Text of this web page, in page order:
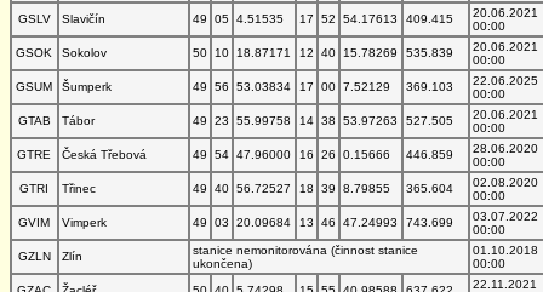
GSLV
Slavičín 49 05 4.51535 17 52 54.17613 409.415
20.06.2021
00:00
GSOK
Sokolov 50 10 18.87171 12 40 15.78269 535.839
20.06.2021
00:00
GSUM
Šumperk 49 56 53.03834 17 00 7.52129 369.103
22.06.2025
00:00
GTAB
Tábor 49 23 55.99758 14 38 53.97263 527.505
20.06.2021
00:00
GTRE
Česká Třebová 49 54 47.96000 16 26 0.15666 446.859
28.06.2020
00:00
GTRI
Třinec 49 40 56.72527 18 39 8.79855 365.604
02.08.2020
00:00
GVIM
Vimperk 49 03 20.09684 13 46 47.24993 743.699
03.07.2022
00:00
GZLN
Zlín
stanice nemonitorována (činnost stanice
ukončena)
01.10.2018
00:00
22.11.2021